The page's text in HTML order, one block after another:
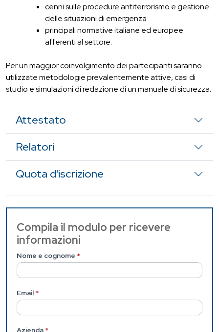
cenni sulle procedure antiterrorismo e gestione
delle situazioni di emergenza
principali normative italiane ed europee
afferenti al settore.
Per un maggior coinvolgimento dei partecipanti saranno
utilizzate metodologie prevalentemente attive, casi di
studio e simulazioni di redazione di un manuale di sicurezza.
Attestato
Relatori
Quota d'iscrizione
Contattaci
(Pagina
interna)
Compila il modulo per ricevere
informazioni
Nome e cognome *
Email *